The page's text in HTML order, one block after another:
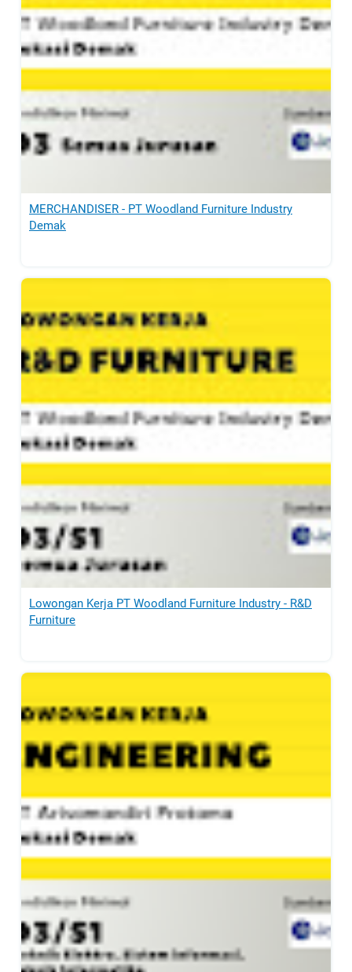
MERCHANDISER - PT Woodland Furniture Industry
Demak
Lowongan Kerja PT Woodland Furniture Industry - R&D
Furniture